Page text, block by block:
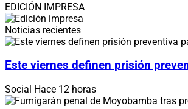
EDICIÓN IMPRESA
Noticias recientes
Este viernes definen prisión
Social Hace 12 horas